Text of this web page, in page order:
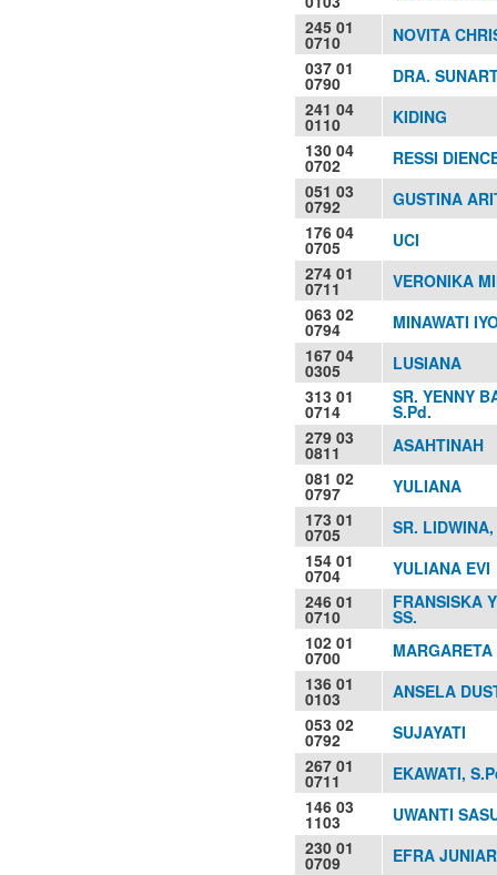
245 01
0710
NOVITA
037 01
0790
DRA.
241 04
0110
KIDING
130 04
0702
RESSI
051 03
0792
GUSTINA
176 04
0705
UCI
274 01
0711
VERONIKA
063 02
0794
MINAWATI
167 04
0305
LUSIANA
313 01
0714
SR. YENNY
S.Pd.
279 03
0811
ASAHTINAH
081 02
0797
YULIANA
173 01
0705
SR.
154 01
0704
YULIANA EVI
246 01
0710
FRANSISKA
SS.
102 01
0700
136 01
0103
ANSELA
053 02
0792
SUJAYATI
267 01
0711
EKAWATI,
146 03
1103
UWANTI
230 01
0709
EFRA